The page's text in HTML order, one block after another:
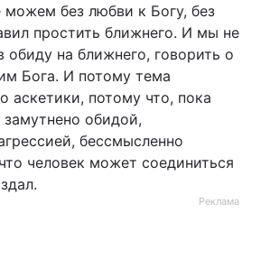
без любви к Богу, без
простить ближнего. И мы не
на ближнего, говорить о
Бога. И потому тема
потому что, пока
обидой,
бессмысленно
человек может соединиться
Реклама